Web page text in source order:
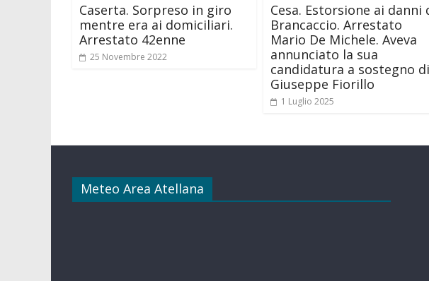
Caserta. Sorpreso in giro
mentre era ai domiciliari.
Arrestato 42enne
25 Novembre 2022
Cesa. Estorsione ai danni
Brancaccio. Arrestato
Mario De Michele. Aveva
annunciato la sua
candidatura a sostegno di
Giuseppe Fiorillo
1 Luglio 2025
Meteo Area Atellana